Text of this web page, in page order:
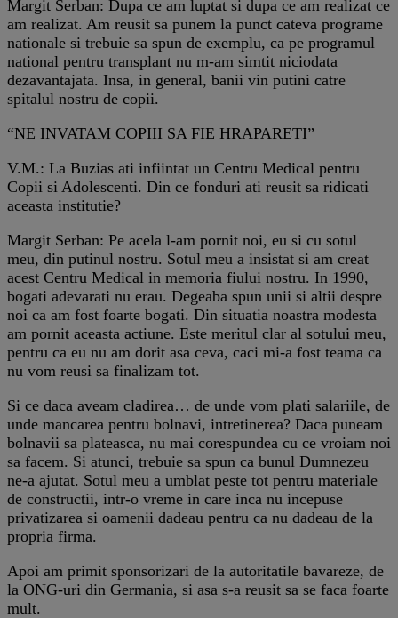
Margit Serban: Dupa ce am luptat si dupa ce am realizat ce
am realizat. Am reusit sa punem la punct cateva programe
nationale si trebuie sa spun de exemplu, ca pe programul
national pentru transplant nu m-am simtit niciodata
dezavantajata. Insa, in general, banii vin putini catre
spitalul nostru de copii.
“NE INVATAM COPIII SA FIE HRAPARETI”
V.M.: La Buzias ati infiintat un Centru Medical pentru
Copii si Adolescenti. Din ce fonduri ati reusit sa ridicati
aceasta institutie?
Margit Serban: Pe acela l-am pornit noi, eu si cu sotul
meu, din putinul nostru. Sotul meu a insistat si am creat
acest Centru Medical in memoria fiului nostru. In 1990,
bogati adevarati nu erau. Degeaba spun unii si altii despre
noi ca am fost foarte bogati. Din situatia noastra modesta
am pornit aceasta actiune. Este meritul clar al sotului meu,
pentru ca eu nu am dorit asa ceva, caci mi-a fost teama ca
nu vom reusi sa finalizam tot.
Si ce daca aveam cladirea… de unde vom plati salariile, de
unde mancarea pentru bolnavi, intretinerea? Daca puneam
bolnavii sa plateasca, nu mai corespundea cu ce vroiam noi
sa facem. Si atunci, trebuie sa spun ca bunul Dumnezeu
ne-a ajutat. Sotul meu a umblat peste tot pentru materiale
de constructii, intr-o vreme in care inca nu incepuse
privatizarea si oamenii dadeau pentru ca nu dadeau de la
propria firma.
Apoi am primit sponsorizari de la autoritatile bavareze, de
la ONG-uri din Germania, si asa s-a reusit sa se faca foarte
mult.